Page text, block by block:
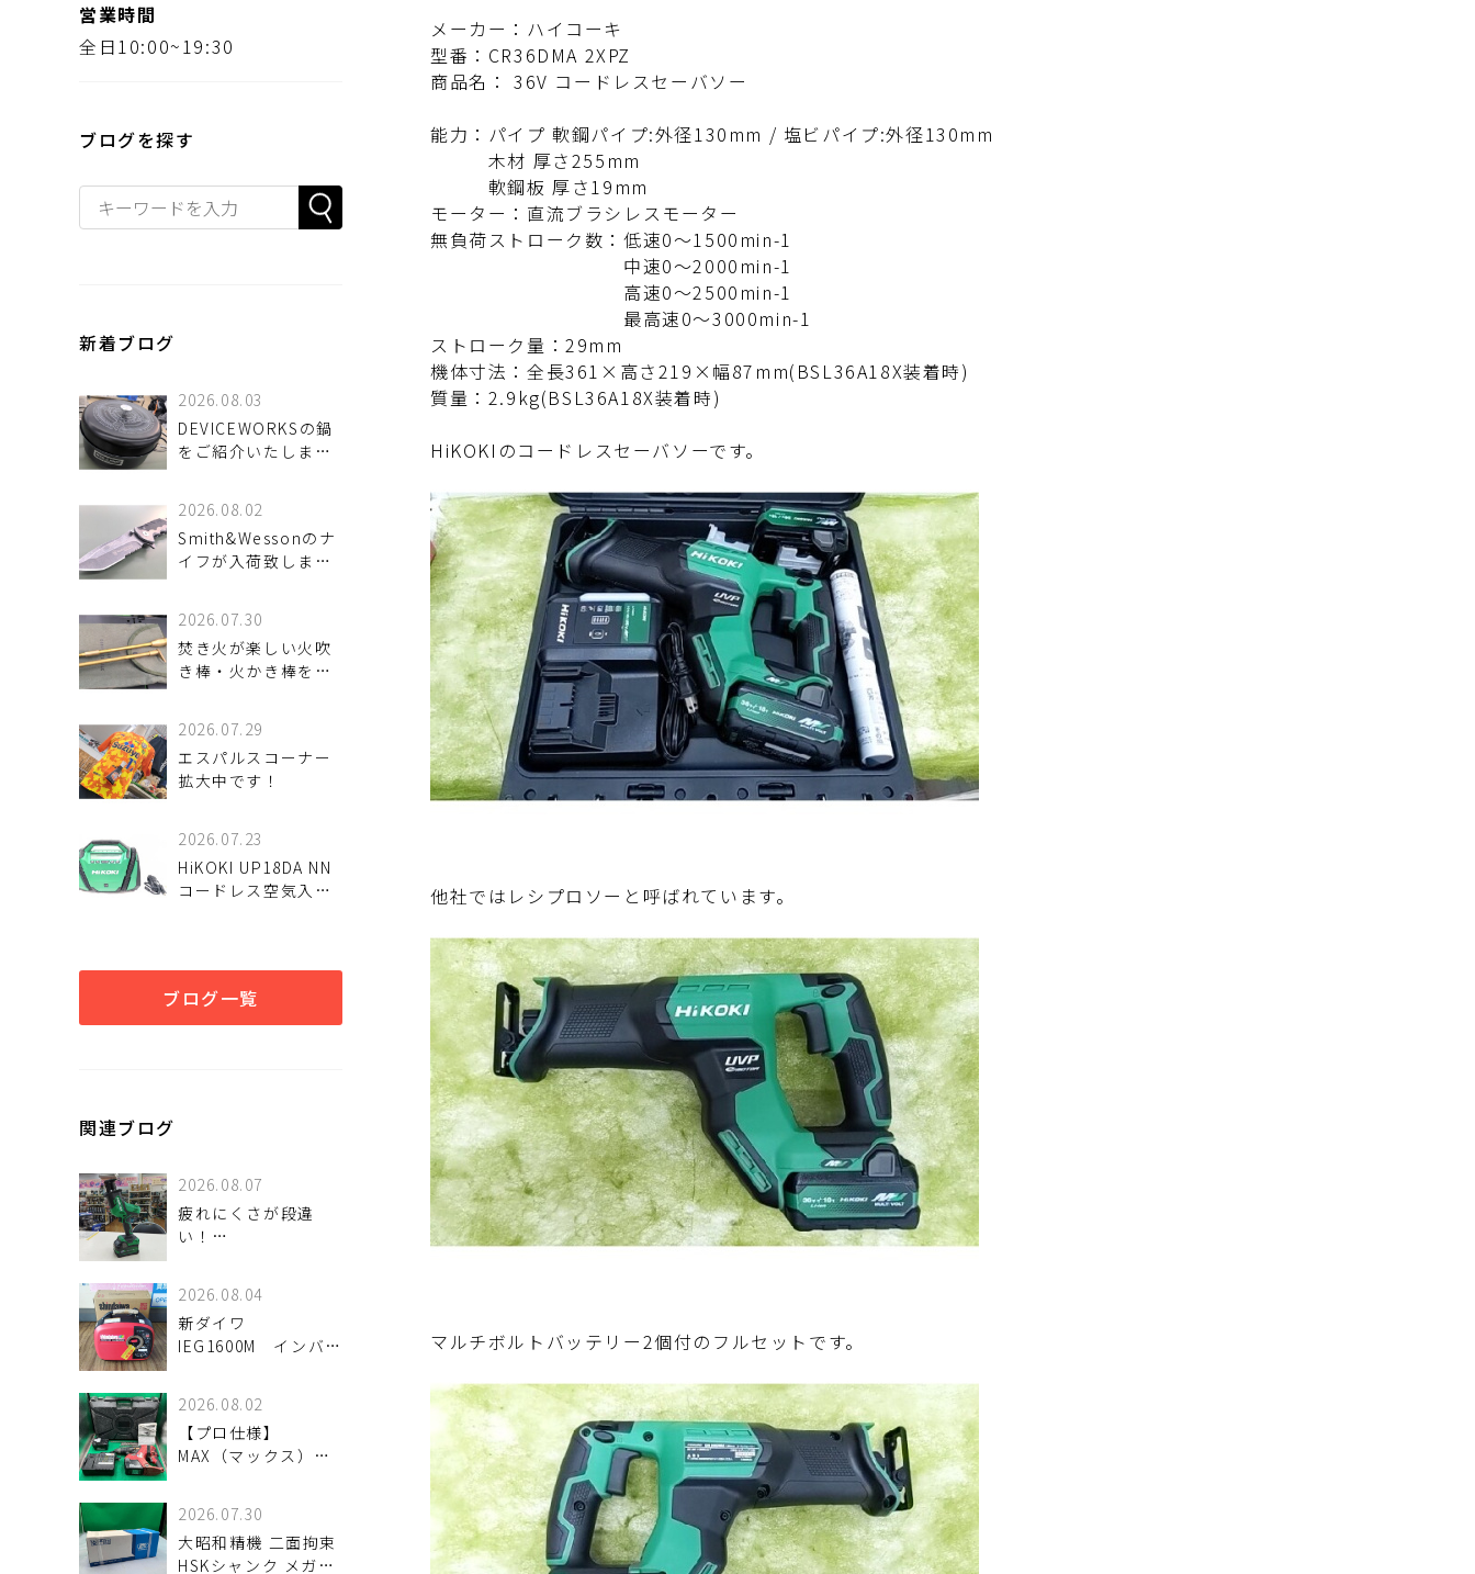
営業時間
全日10:00~19:30
ブログを探す
新着ブログ
2026.08.03
DEVICEWORKSの鍋
をご紹介いたしま
2026.08.02
Smith&Wessonのナ
イフが入荷致しまし
2026.07.30
焚き火が楽しい火吹
き棒・火かき棒をご
2026.07.29
エスパルスコーナー
拡大中です！
2026.07.23
HiKOKI UP18DA NN
コードレス空気入れ
ブログ一覧
関連ブログ
2026.08.07
疲れにくさが段違
い！
アップ！
2026.08.04
新ダイワ
IEG1600M インバー
2026.08.02
【プロ仕様】
MAX（マックス）
R266」が入荷。優れ
た穿孔スピードとタ
2026.07.30
大昭和精機 二面拘束
HSKシャンク メガニ
メーカー：ハイコーキ
型番：CR36DMA 2XPZ
商品名： 36V コードレスセーバソー
能力：パイプ 軟鋼パイプ:外径130mm / 塩ビパイプ:外径130mm
木材 厚さ255mm
軟鋼板 厚さ19mm
モーター：直流ブラシレスモーター
無負荷ストローク数：低速0～1500min-1
中速0～2000min-1
高速0～2500min-1
最高速0～3000min-1
ストローク量：29mm
機体寸法：全長361×高さ219×幅87mm(BSL36A18X装着時)
質量：2.9kg(BSL36A18X装着時)
HiKOKIのコードレスセーバソーです。
他社ではレシプロソーと呼ばれています。
マルチボルトバッテリー2個付のフルセットです。